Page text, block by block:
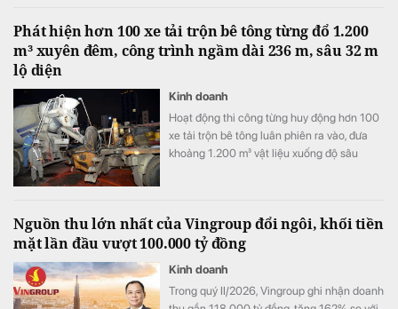
Phát hiện hơn 100 xe tải trộn bê tông từng đổ 1.200
m³ xuyên đêm, công trình ngầm dài 236 m, sâu 32 m
lộ diện
Kinh doanh
Hoạt động thi công từng huy động hơn 100
xe tải trộn bê tông luân phiên ra vào, đưa
khoảng 1.200 m³ vật liệu xuống độ sâu
Nguồn thu lớn nhất của Vingroup đổi ngôi, khối tiền
mặt lần đầu vượt 100.000 tỷ đồng
Kinh doanh
Trong quý II/2026, Vingroup ghi nhận doanh